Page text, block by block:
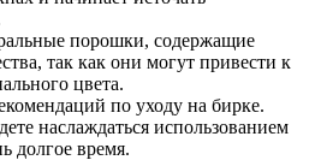
порошки, содержащие
так как они могут привести к
цвета.
по уходу на бирке.
наслаждаться использованием
долгое время.